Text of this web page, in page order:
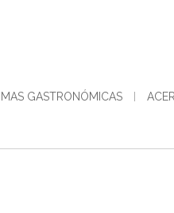
GASTRONÓMICAS